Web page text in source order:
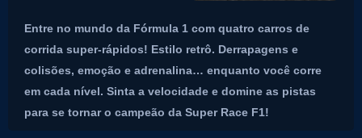
Entre no mundo da Fórmula 1 com quatro carros de
corrida super-rápidos! Estilo retrô. Derrapagens e
colisões, emoção e adrenalina… enquanto você corre
em cada nível. Sinta a velocidade e domine as pistas
para se tornar o campeão da Super Race F1!